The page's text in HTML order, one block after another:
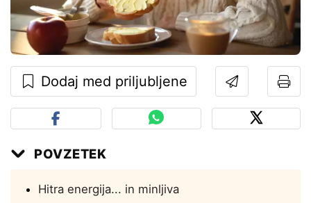
Dodaj med priljubljene
POVZETEK
Hitra energija... in minljiva